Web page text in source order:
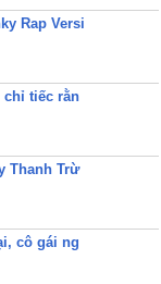
Rap Versi
chỉ tiếc rằn
Thanh Trừ
cô gái ng